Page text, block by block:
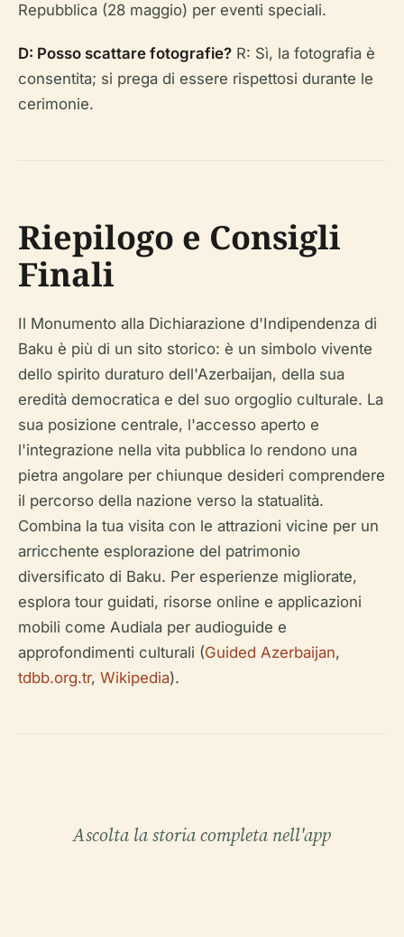
Repubblica (28 maggio) per eventi speciali.
D: Posso scattare fotografie? R: Sì, la fotografia è
consentita; si prega di essere rispettosi durante le
cerimonie.
Riepilogo e Consigli
Finali
Il Monumento alla Dichiarazione d'Indipendenza di
Baku è più di un sito storico: è un simbolo vivente
dello spirito duraturo dell'Azerbaijan, della sua
eredità democratica e del suo orgoglio culturale. La
sua posizione centrale, l'accesso aperto e
l'integrazione nella vita pubblica lo rendono una
pietra angolare per chiunque desideri comprendere
il percorso della nazione verso la statualità.
Combina la tua visita con le attrazioni vicine per un
arricchente esplorazione del patrimonio
diversificato di Baku. Per esperienze migliorate,
esplora tour guidati, risorse online e applicazioni
mobili come Audiala per audioguide e
approfondimenti culturali (Guided Azerbaijan,
tdbb.org.tr, Wikipedia).
Ascolta la storia completa nell'app